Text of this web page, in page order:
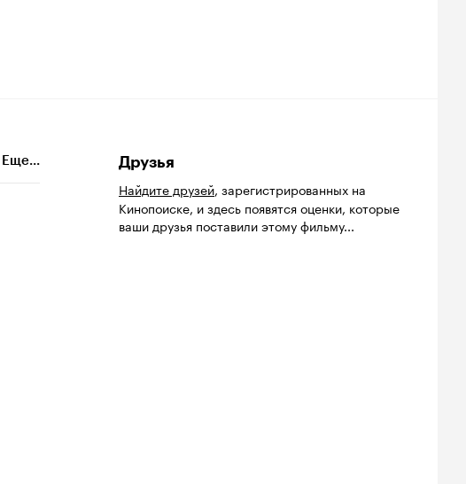
Еще...
Друзья
Найдите друзей, зарегистрированных на
Кинопоиске, и здесь появятся оценки, которые
ваши друзья поставили этому фильму...